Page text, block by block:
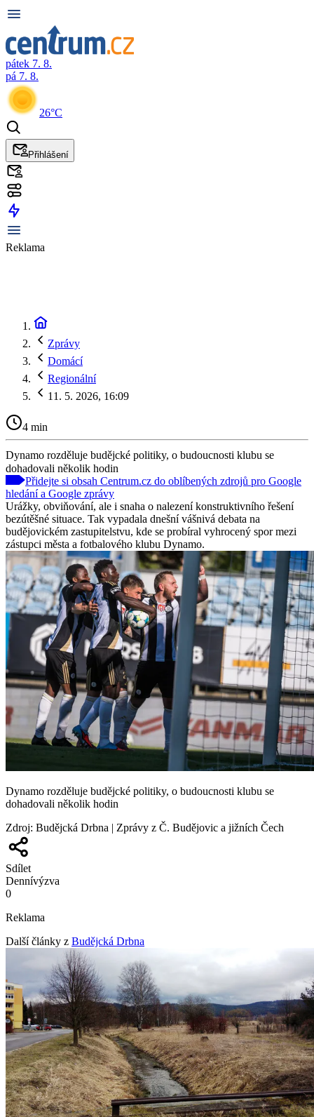
pátek 7. 8.
pá 7. 8.
26°C
Přihlášení
Reklama
Zprávy
Domácí
Regionální
11. 5. 2026, 16:09
4 min
Dynamo rozděluje budějcké politiky, o budoucnosti klubu se
dohadovali několik hodin
Přidejte si obsah Centrum.cz do oblíbených zdrojů pro Google
hledání a Google zprávy
Urážky, obviňování, ale i snaha o nalezení konstruktivního řešení
bezútěšné situace. Tak vypadala dnešní vášnivá debata na
budějovickém zastupitelstvu, kde se probíral vyhrocený spor mezi
zástupci města a fotbalového klubu Dynamo.
Dynamo rozděluje budějcké politiky, o budoucnosti klubu se
dohadovali několik hodin
Zdroj: Budějcká Drbna | Zprávy z Č. Budějovic a jižních Čech
Sdílet
Dennívýzva
0
Reklama
Další články z Budějcká Drbna